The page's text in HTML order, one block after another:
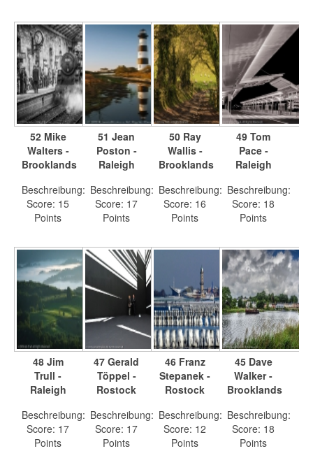
52 Mike
Walters -
Brooklands
Beschreibung:
Score: 15
Points
51 Jean
Poston -
Raleigh
Beschreibung:
Score: 17
Points
50 Ray
Wallis -
Brooklands
Beschreibung:
Score: 16
Points
49 Tom
Pace -
Raleigh
Beschreibung:
Score: 18
Points
48 Jim
Trull -
Raleigh
Beschreibung:
Score: 17
Points
47 Gerald
Töppel -
Rostock
Beschreibung:
Score: 17
Points
46 Franz
Stepanek -
Rostock
Beschreibung:
Score: 12
Points
45 Dave
Walker -
Brooklands
Beschreibung:
Score: 18
Points